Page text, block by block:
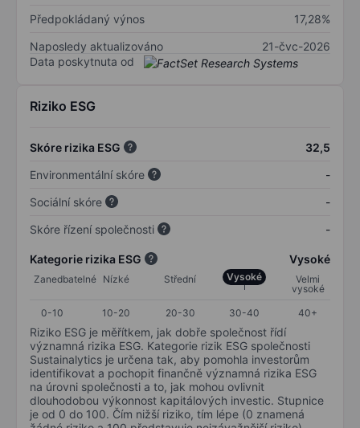
Předpokládaný výnos
17,28%
Naposledy aktualizováno
21-čvc-2026
Data poskytnuta od
Riziko ESG
Skóre rizika ESG
32,5
Environmentální skóre
-
Sociální skóre
-
Skóre řízení společnosti
-
Kategorie rizika ESG Vysoké
Zanedbatelné Nízké Střední Vysoké
Velmi
vysoké
0-10
10-20 20-30 30-40 40+
Riziko ESG je měřítkem, jak dobře společnost řídí
významná rizika ESG. Kategorie rizik ESG společnosti
Sustainalytics je určena tak, aby pomohla investorům
identifikovat a pochopit finančně významná rizika ESG
na úrovni společnosti a to, jak mohou ovlivnit
dlouhodobou výkonnost kapitálových investic. Stupnice
je od 0 do 100. Čím nižší riziko, tím lépe (0 znamená